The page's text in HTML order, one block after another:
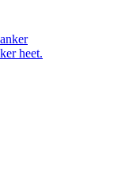
heet.